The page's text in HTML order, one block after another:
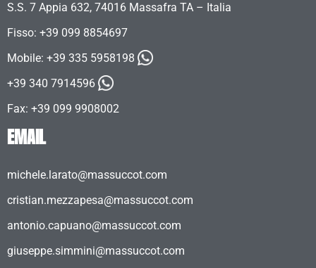
S.S. 7 Appia 632, 74016 Massafra TA – Italia
Fisso: +39 099 8854697
Mobile: +39 335 5958198
+39 340 7914596
Fax: +39 099 9908002
EMAIL
michele.larato@massuccot.com
cristian.mezzapesa@massuccot.com
antonio.capuano@massuccot.com
giuseppe.simmini@massuccot.com